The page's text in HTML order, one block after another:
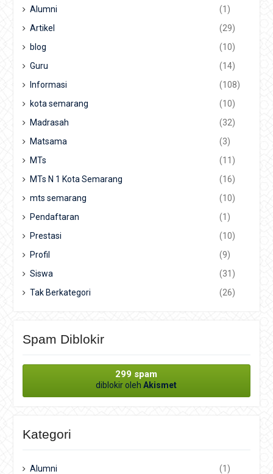
Alumni
(1)
Artikel
(29)
blog
(10)
Guru
(14)
Informasi
(108)
kota semarang
(10)
Madrasah
(32)
Matsama
(3)
MTs
(11)
MTs N 1 Kota Semarang
(16)
mts semarang
(10)
Pendaftaran
(1)
Prestasi
(10)
Profil
(9)
Siswa
(31)
Tak Berkategori
(26)
Spam Diblokir
299 spam
diblokir olehAkismet
Kategori
Alumni
(1)